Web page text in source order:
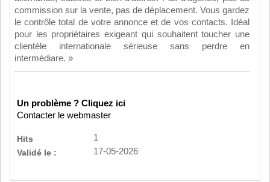
commission sur la vente, pas de déplacement. Vous gardez
le contrôle total de votre annonce et de vos contacts. Idéal
pour les propriétaires exigeant qui souhaitent toucher une
clientèle internationale sérieuse sans perdre en
intermédiare. »
Un problème ? Cliquez ici
Contacter le webmaster
Hits
1
Validé le :
17-05-2026